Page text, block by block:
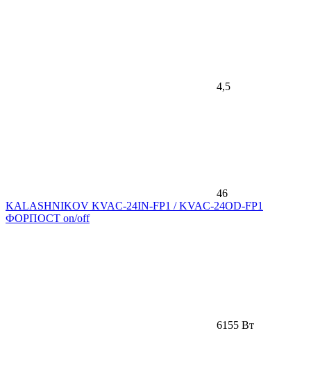
4,5
46
KALASHNIKOV KVAC-24IN-FP1 / KVAC-24OD-FP1
ФОРПОСТ on/off
6155 Вт